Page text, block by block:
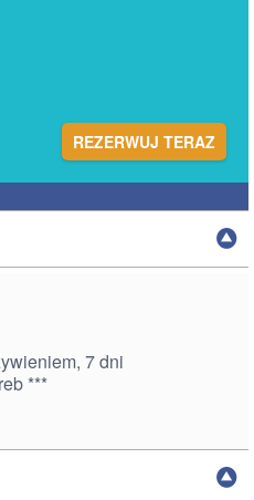
REZERWUJ TERAZ
7 dni
***